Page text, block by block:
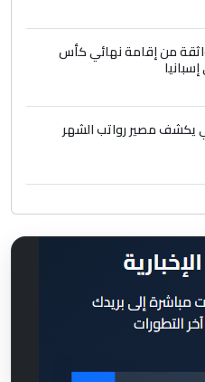
من إقامة نهائي كأس
مصير رواتب الشهر